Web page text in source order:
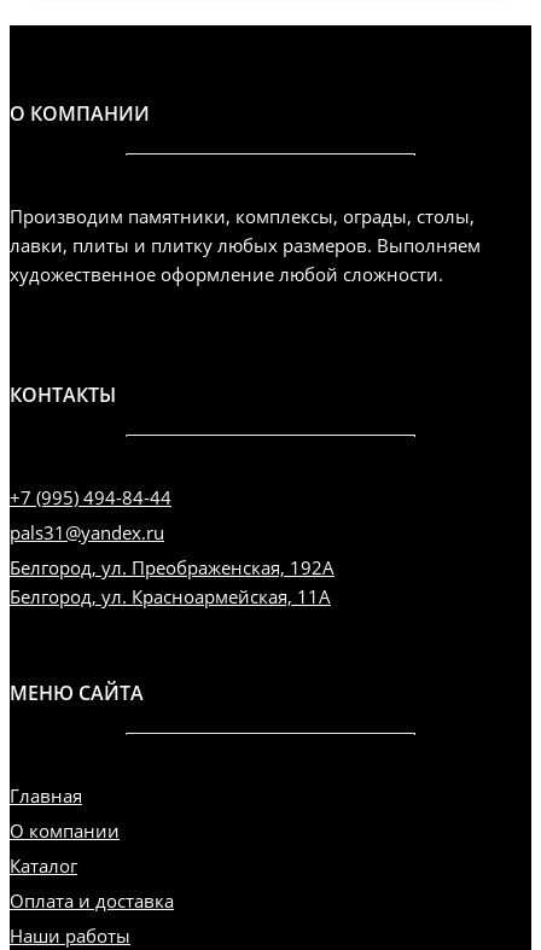
О КОМПАНИИ
Производим памятники, комплексы, ограды, столы,
лавки, плиты и плитку любых размеров. Выполняем
художественное оформление любой сложности.
КОНТАКТЫ
+7 (995) 494-84-44
pals31@yandex.ru
Белгород, ул. Преображенская, 192А
Белгород, ул. Красноармейская, 11А
МЕНЮ САЙТА
Главная
О компании
Каталог
Оплата и доставка
Наши работы